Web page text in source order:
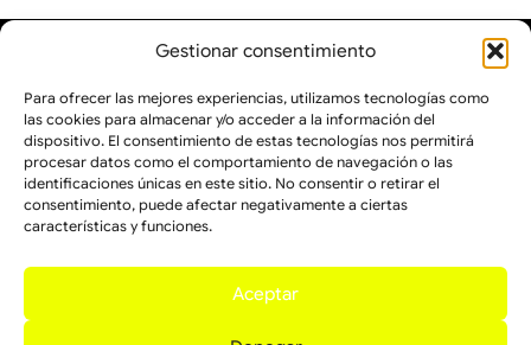
Gestionar consentimiento
Para ofrecer las mejores experiencias, utilizamos tecnologías como
las cookies para almacenar y/o acceder a la información del
dispositivo. El consentimiento de estas tecnologías nos permitirá
procesar datos como el comportamiento de navegación o las
identificaciones únicas en este sitio. No consentir o retirar el
consentimiento, puede afectar negativamente a ciertas
características y funciones.
Aceptar
FINANCIADO POR LA UNIÓN EUROPEA CON EL PROGRAMA KIT DIGITAL POR LOS